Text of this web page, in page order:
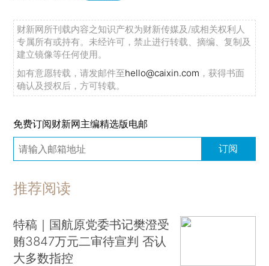
财新网所刊载内容之知识产权为财新传媒及/或相关权利人
专属所有或持有。未经许可，禁止进行转载、摘编、复制及
建立镜像等任何使用。
如有意愿转载，请发邮件至hello@caixin.com ，获得书面
确认及授权后，方可转载。
免费订阅财新网主编精选版电邮
订阅
推荐阅读
特稿｜国航原党委书记樊澄受
贿3847万元二审待宣判 否认
大多数指控